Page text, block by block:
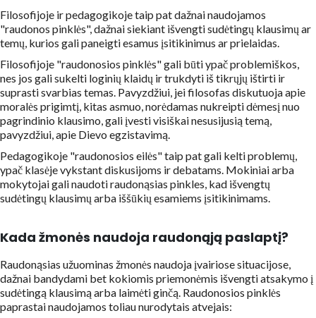
Filosofijoje ir pedagogikoje taip pat dažnai naudojamos
"raudonos pinklės", dažnai siekiant išvengti sudėtingų klausimų ar
temų, kurios gali paneigti esamus įsitikinimus ar prielaidas.
Filosofijoje "raudonosios pinklės" gali būti ypač problemiškos,
nes jos gali sukelti loginių klaidų ir trukdyti iš tikrųjų ištirti ir
suprasti svarbias temas. Pavyzdžiui, jei filosofas diskutuoja apie
moralės prigimtį, kitas asmuo, norėdamas nukreipti dėmesį nuo
pagrindinio klausimo, gali įvesti visiškai nesusijusią temą,
pavyzdžiui, apie Dievo egzistavimą.
Pedagogikoje "raudonosios eilės" taip pat gali kelti problemų,
ypač klasėje vykstant diskusijoms ir debatams. Mokiniai arba
mokytojai gali naudoti raudonąsias pinkles, kad išvengtų
sudėtingų klausimų arba iššūkių esamiems įsitikinimams.
Kada žmonės naudoja raudonąją paslaptį?
Raudonąsias užuominas žmonės naudoja įvairiose situacijose,
dažnai bandydami bet kokiomis priemonėmis išvengti atsakymo į
sudėtingą klausimą arba laimėti ginčą. Raudonosios pinklės
paprastai naudojamos toliau nurodytais atvejais: